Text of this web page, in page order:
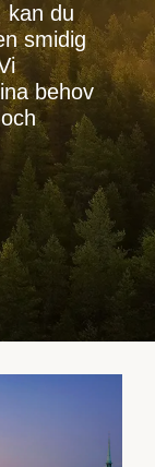
kan du
smidig
behov